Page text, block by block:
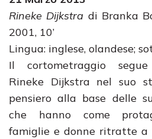
Rineke Dijkstra di Branka
2001, 10’
Lingua: inglese, olandese;
Il cortometraggio
Rineke Dijkstra nel suo
pensiero alla base delle
che hanno come
famiglie e donne ritratte a